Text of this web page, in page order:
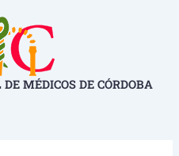
MÉDICOS DE CÓRDOBA